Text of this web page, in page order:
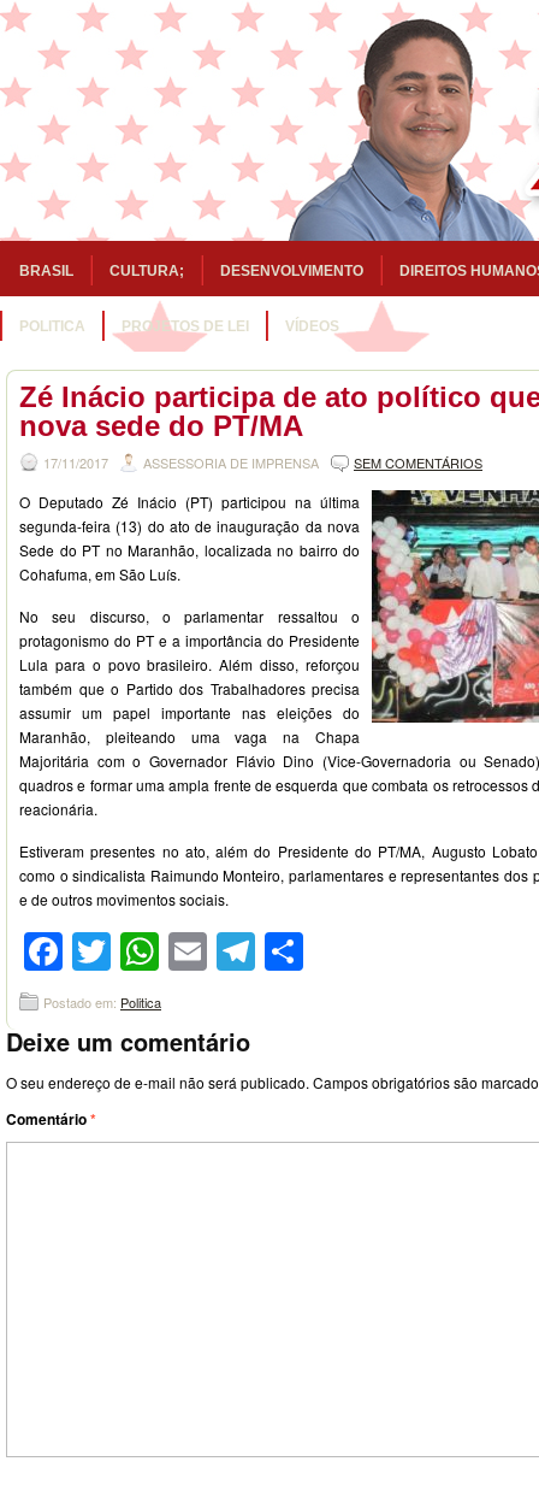
BRASIL CULTURA; DESENVOLVIMENTO DIREITOS
POLITICA PROJETOS DE LEI VÍDEOS
Zé Inácio participa de ato político
nova sede do PT/MA
17/11/2017 ASSESSORIA DE IMPRENSA SEM COMENTÁRIOS
O Deputado Zé Inácio (PT) participou na última
segunda-feira (13) do ato de inauguração da nova
Sede do PT no Maranhão, localizada no bairro do
Cohafuma, em São Luís.
No seu discurso, o parlamentar ressaltou o
protagonismo do PT e a importância do Presidente
Lula para o povo brasileiro. Além disso, reforçou
também que o Partido dos Trabalhadores precisa
assumir um papel importante nas eleições do
Maranhão, pleiteando uma vaga na Chapa
Majoritária com o Governador Flávio Dino (Vice-Governadoria ou
quadros e formar uma ampla frente de esquerda que combata os retrocessos
reacionária.
Estiveram presentes no ato, além do Presidente do PT/MA, Augusto
como o sindicalista Raimundo Monteiro, parlamentares e representantes dos
e de outros movimentos sociais.
Facebook
Twitter
WhatsApp
EmailTelegram
Postado em: Politica
Deixe um comentário
O seu endereço de e-mail não será publicado. Campos obrigatórios são
Comentário*